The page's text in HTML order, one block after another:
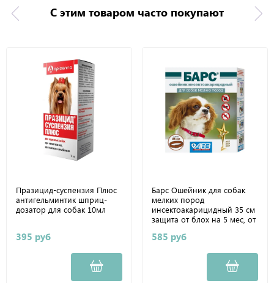
С этим товаром часто покупают
Празицид-суспензия Плюс
антигельминтик шприц-
дозатор для собак 10мл
395 руб
Барс Ошейник для собак
мелких пород
инсектоакарицидный 35 см
защита от блох на 5 мес, от
585 руб